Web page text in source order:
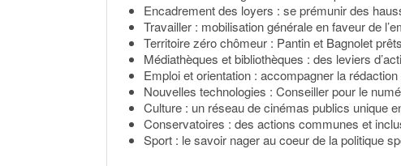
Encadrement des loyers : se prémunir des
Travailler : mobilisation générale en faveur de
Territoire zéro chômeur : Pantin et Bagnolet
Médiathèques et bibliothèques : des leviers
Emploi et orientation : accompagner la
Nouvelles technologies : Conseiller pour le
Culture : un réseau de cinémas publics unique
Conservatoires : des actions communes et
Sport : le savoir nager au coeur de la politique